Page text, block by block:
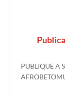
PUBLIQUE A